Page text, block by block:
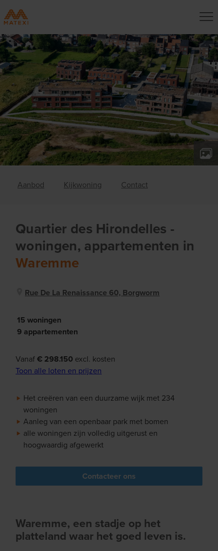
Aanbod Kijkwoning Contact
Quartier des Hirondelles -
woningen, appartementen in
Waremme
Rue De La Renaissance 60, Borgworm
15 woningen
9 appartementen
Vanaf€ 298.150 excl. kosten
Toon alle loten en prijzen
Het creëren van een duurzame wijk met 234
woningen
Aanleg van een openbaar park met bomen
alle woningen zijn volledig uitgerust en
hoogwaardig afgewerkt
Contacteer ons
Waremme, een stadje op het
platteland waar het goed leven is.